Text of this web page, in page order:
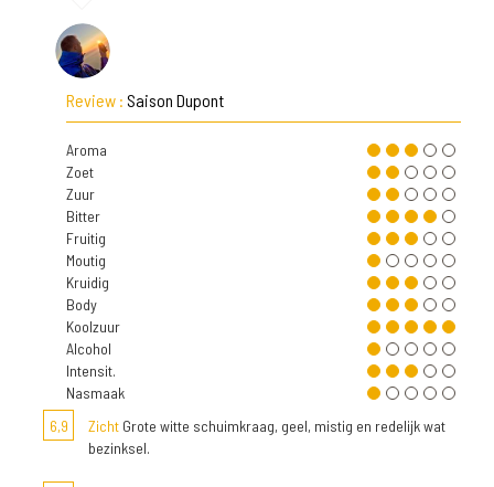
Review : Saison Dupont
Aroma
Zoet
Zuur
Bitter
Fruitig
Moutig
Kruidig
Body
Koolzuur
Alcohol
Intensit.
Nasmaak
6,9
Zicht Grote witte schuimkraag, geel, mistig en redelijk wat
bezinksel.